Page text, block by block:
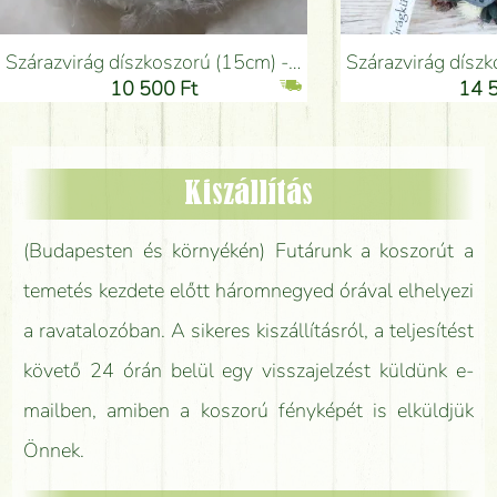
Szárazvirág díszkoszorú (15cm) - Virágküldés Budapesten
10 500 Ft
Szárazvirág díszkoszorú
14
Kiszállítás
(Budapesten és környékén) Futárunk a koszorút a
temetés kezdete előtt háromnegyed órával elhelyezi
a ravatalozóban. A sikeres kiszállításról, a teljesítést
követő 24 órán belül egy visszajelzést küldünk e-
mailben, amiben a koszorú fényképét is elküldjük
Önnek.